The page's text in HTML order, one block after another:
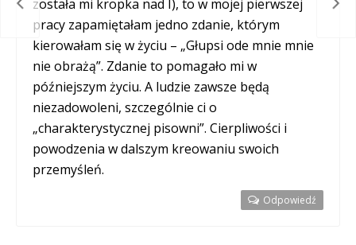
została mi kropka nad I), to w mojej pierwszej
pracy zapamiętałam jedno zdanie, którym
kierowałam się w życiu – „Głupsi ode mnie mnie
nie obrażą”. Zdanie to pomagało mi w
późniejszym życiu. A ludzie zawsze będą
niezadowoleni, szczególnie ci o
„charakterystycznej pisowni”. Cierpliwości i
powodzenia w dalszym kreowaniu swoich
przemyśleń.
Odpowiedź